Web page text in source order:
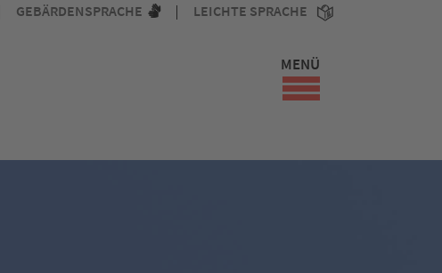
GEBÄRDENSPRACHE LEICHTE SPRACHE
MENÜ